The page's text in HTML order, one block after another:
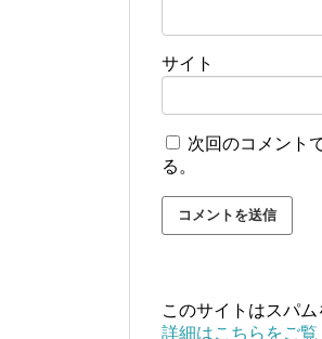
サイト
次回のコメント
る。
このサイトはスパ
詳細はこちらをご覧